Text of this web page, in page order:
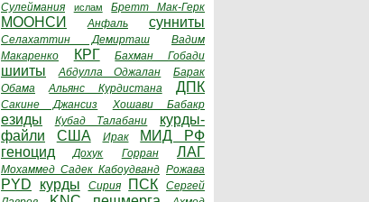
Сулеймания
ислам Бретт Мак-Герк
МООНСИ Анфаль сунниты
Селахаттин Демирташ
Вадим
Макаренко
КРГ Бахман Гобади
шииты Абдулла Оджалан
Барак
Обама
Альянс Курдистана ДПК
Сакине Джансиз Хошави Бабакр
езиды Кубад Талабани
курды-
файли
США Ирак
МИД РФ
геноцид
Дохук Горран ЛАГ
Мохаммед Садек Кабоудванд Рожава
PYD курды Сирия ПСК
Сергей